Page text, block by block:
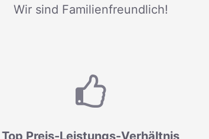
Wir sind Familienfreundlich!
Top Preis-Leistungs-Verhältnis